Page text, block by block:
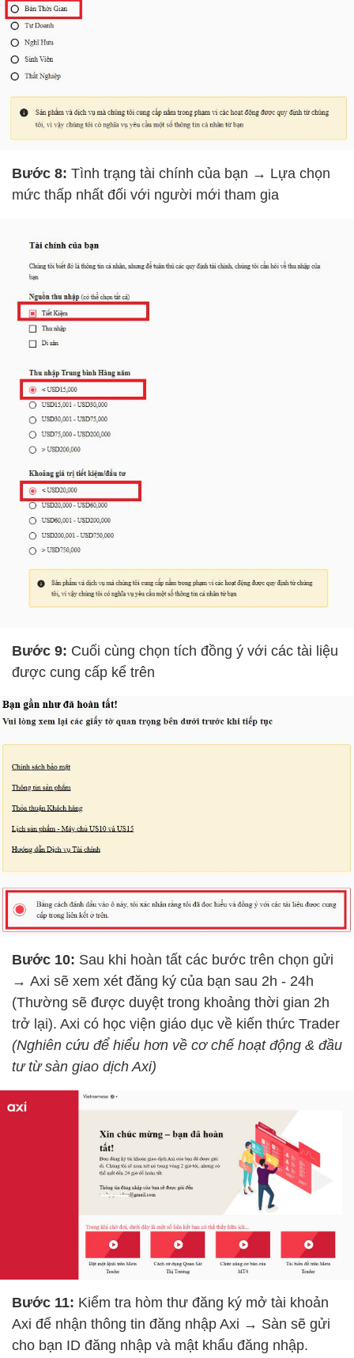
Bước 8: Tình trạng tài chính của bạn → Lựa chọn
mức thấp nhất đối với người mới tham gia
Bước 9: Cuối cùng chọn tích đồng ý với các tài liệu
được cung cấp kể trên
Bước 10: Sau khi hoàn tất các bước trên chọn gửi
→ Axi sẽ xem xét đăng ký của bạn sau 2h - 24h
(Thường sẽ được duyệt trong khoảng thời gian 2h
trở lại). Axi có học viện giáo dục về kiến thức Trader
(Nghiên cứu để hiểu hơn về cơ chế hoạt động & đầu
tư từ sàn giao dịch Axi)
Bước 11: Kiểm tra hòm thư đăng ký mở tài khoản
Axi để nhận thông tin đăng nhập Axi → Sàn sẽ gửi
cho bạn ID đăng nhập và mật khẩu đăng nhập.